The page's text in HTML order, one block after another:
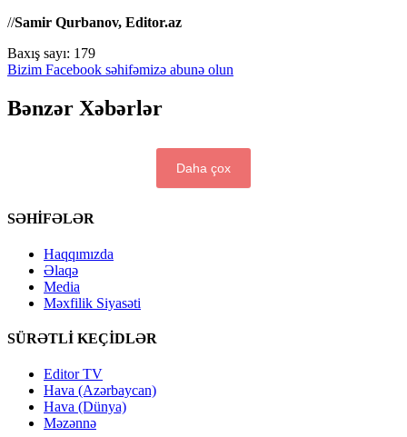
//Samir Qurbanov, Editor.az
Baxış sayı: 179
Bizim Facebook səhifəmizə abunə olun
Bənzər Xəbərlər
Daha çox
SƏHİFƏLƏR
Haqqımızda
Əlaqə
Media
Məxfilik Siyasəti
SÜRƏTLİ KEÇİDLƏR
Editor TV
Hava (Azərbaycan)
Hava (Dünya)
Məzənnə